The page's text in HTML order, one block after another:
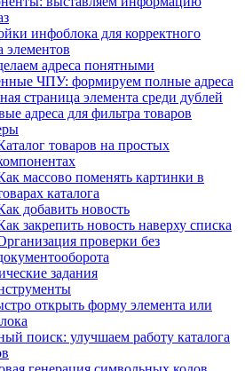
инфоблока для корректного
элементов
адреса понятными
ЧПУ: формируем полные адреса
страница элемента среди дублей
адреса для фильтра товаров
товаров на простых
массово поменять картинки в
каталога
добавить новость
закрепить новость наверху списка
проверки без
задания
открыть форму элемента или
поиск: улучшаем работу каталога